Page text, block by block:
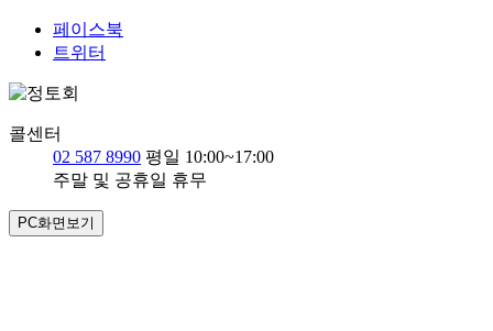
페이스북
트위터
콜센터
02 587 8990 평일 10:00~17:00
주말 및 공휴일 휴무
PC화면보기